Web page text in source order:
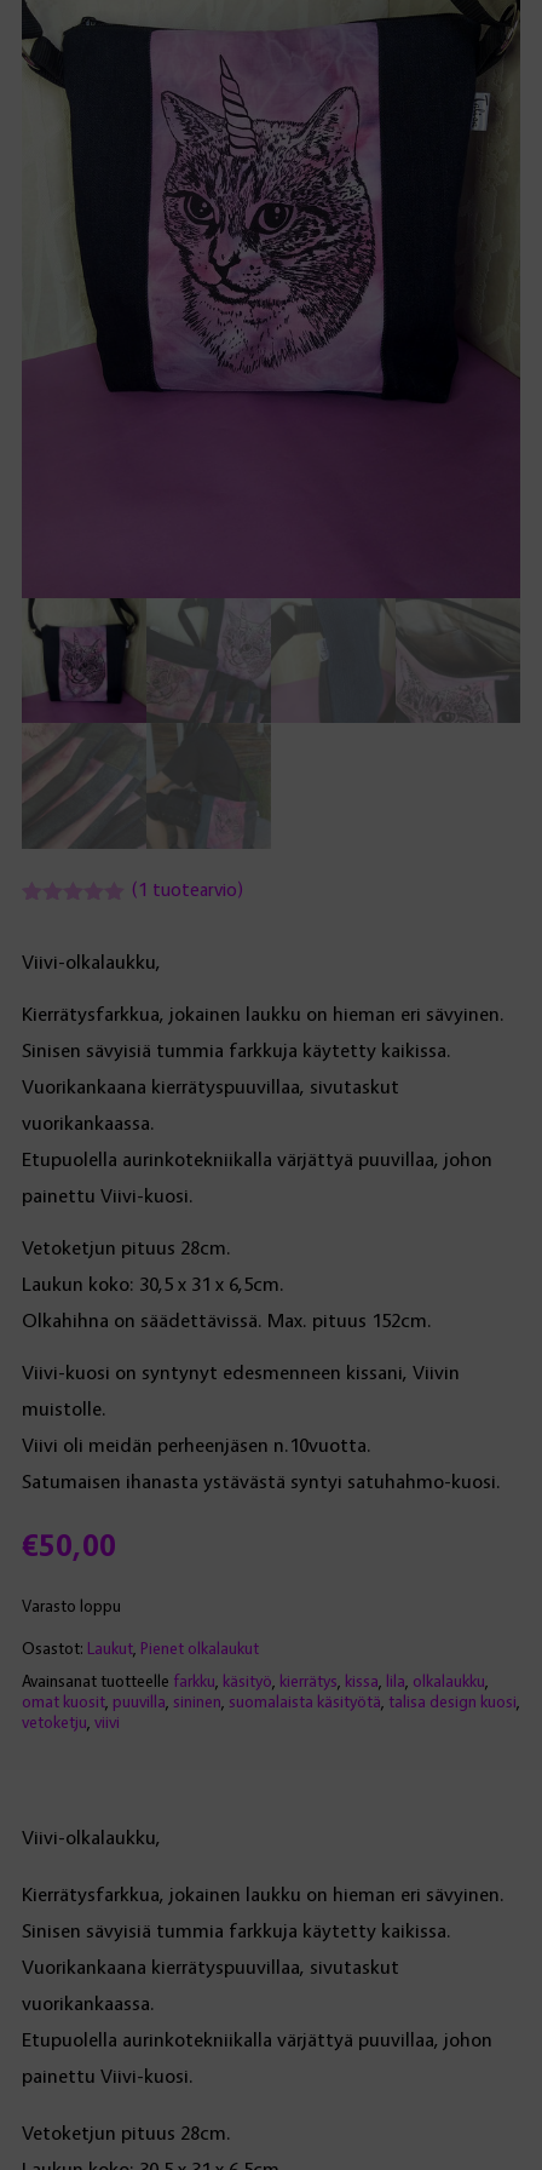
perustuen
(1 tuotearvio)
€50,00
Viivi-olkalaukku,
Kierrätysfarkkua, jokainen laukku on hieman eri sävyinen.
Sinisen sävyisiä tummia farkkuja käytetty kaikissa.
Vuorikankaana kierrätyspuuvillaa, sivutaskut
vuorikankaassa.
Etupuolella aurinkotekniikalla värjättyä puuvillaa, johon
painettu Viivi-kuosi.
Vetoketjun pituus 28cm.
Laukun koko: 30,5 x 31 x 6,5cm.
Olkahihna on säädettävissä. Max. pituus 152cm.
Viivi-kuosi on syntynyt edesmenneen kissani, Viivin
muistolle.
Viivi oli meidän perheenjäsen n.10vuotta.
Satumaisen ihanasta ystävästä syntyi satuhahmo-kuosi.
Varasto loppu
Osastot: Laukut, Pienet olkalaukut
Avainsanat tuotteelle farkku käsityö kierrätys kissa lila olkalaukku
omat kuosit, puuvilla sininen suomalaista käsityötä talisa design kuosi
vetoketju viivi
Viivi-olkalaukku,
Kierrätysfarkkua, jokainen laukku on hieman eri sävyinen.
Sinisen sävyisiä tummia farkkuja käytetty kaikissa.
Vuorikankaana kierrätyspuuvillaa, sivutaskut
vuorikankaassa.
Etupuolella aurinkotekniikalla värjättyä puuvillaa, johon
painettu Viivi-kuosi.
Vetoketjun pituus 28cm.